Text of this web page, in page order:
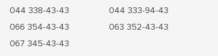
044 338-43-43
044 333-94-43
066 354-43-43
063 352-43-43
067 345-43-43